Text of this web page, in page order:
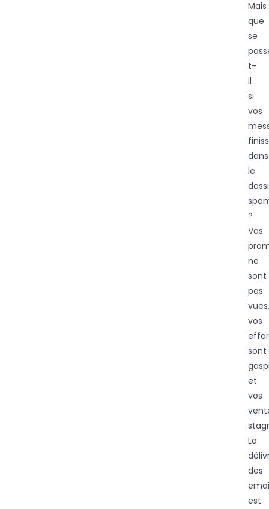
Mais
que
se
t-
il
si
vos
dans
le
?
Vos
ne
sont
pas
vues,
vos
sont
et
vos
La
des
est